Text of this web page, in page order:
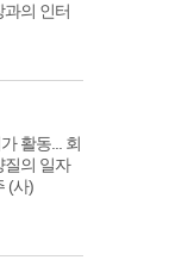
과의 인터
활동... 회
질의 일자
(사)